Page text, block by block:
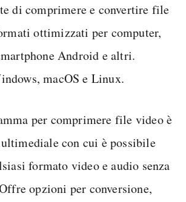
di comprimere e convertire file
ottimizzati per computer,
Android e altri.
macOS e Linux.
per comprimere file video è
con cui è possibile
formato video e audio senza
opzioni per conversione,